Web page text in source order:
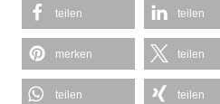
teilen teilen
merken teilen
teilen teilen